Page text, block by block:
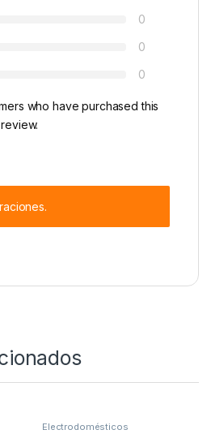
0
0
0
who have purchased this
Electrodomésticos